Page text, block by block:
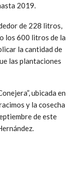
2019.
de 228 litros,
los 600 litros de la
la cantidad de
las plantaciones
ubicada en
y la cosecha
de este